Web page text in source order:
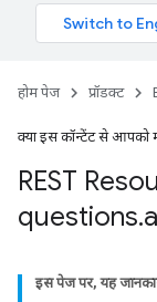
होम पेज प्रॉडक्ट
क्या इस कॉन्टेंट से आपको
REST
questions.
इस पेज पर, यह